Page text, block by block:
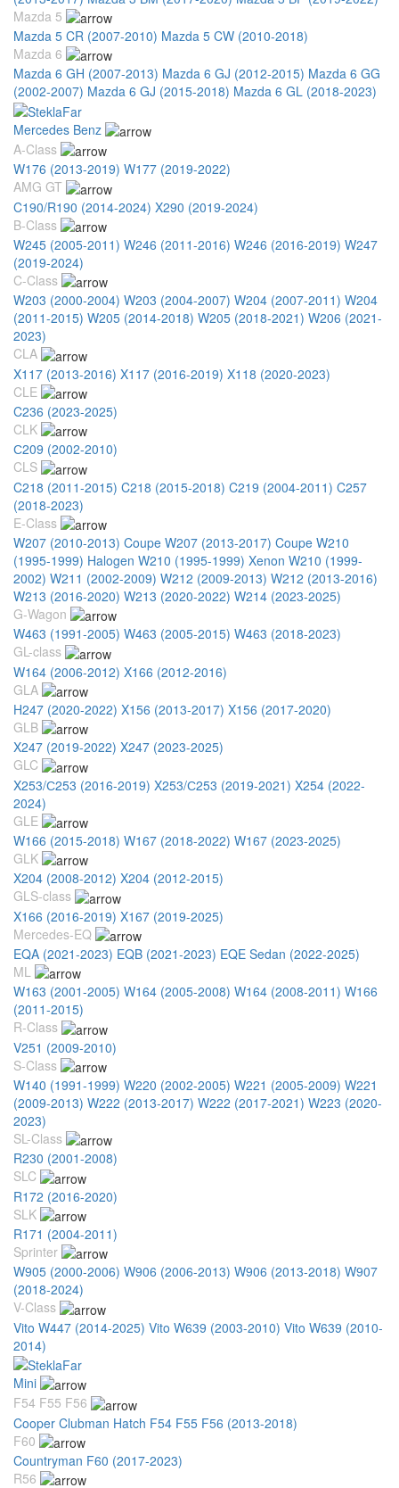
Mazda 5
Mazda 5 CR (2007-2010) Mazda 5 CW (2010-2018)
Mazda 6
Mazda 6 GH (2007-2013) Mazda 6 GJ (2012-2015) Mazda 6 GG
(2002-2007) Mazda 6 GJ (2015-2018) Mazda 6 GL (2018-2023)
Mercedes Benz
A-Class
W176 (2013-2019) W177 (2019-2022)
AMG GT
C190/R190 (2014-2024) X290 (2019-2024)
B-Class
W245 (2005-2011) W246 (2011-2016) W246 (2016-2019) W247
(2019-2024)
C-Class
W203 (2000-2004) W203 (2004-2007) W204 (2007-2011) W204
(2011-2015) W205 (2014-2018) W205 (2018-2021) W206 (2021-
2023)
CLA
X117 (2013-2016) X117 (2016-2019) X118 (2020-2023)
CLE
C236 (2023-2025)
CLK
С209 (2002-2010)
CLS
C218 (2011-2015) C218 (2015-2018) C219 (2004-2011) C257
(2018-2023)
E-Class
W207 (2010-2013) Coupe W207 (2013-2017) Coupe W210
(1995-1999) Halogen W210 (1995-1999) Xenon W210 (1999-
2002) W211 (2002-2009) W212 (2009-2013) W212 (2013-2016)
W213 (2016-2020) W213 (2020-2022) W214 (2023-2025)
G-Wagon
W463 (1991-2005) W463 (2005-2015) W463 (2018-2023)
GL-class
W164 (2006-2012) X166 (2012-2016)
GLA
H247 (2020-2022) X156 (2013-2017) X156 (2017-2020)
GLB
X247 (2019-2022) X247 (2023-2025)
GLC
X253/С253 (2016-2019) X253/С253 (2019-2021) X254 (2022-
2024)
GLE
W166 (2015-2018) W167 (2018-2022) W167 (2023-2025)
GLK
X204 (2008-2012) X204 (2012-2015)
GLS-class
X166 (2016-2019) X167 (2019-2025)
Mercedes-EQ
EQA (2021-2023) EQB (2021-2023) EQE Sedan (2022-2025)
ML
W163 (2001-2005) W164 (2005-2008) W164 (2008-2011) W166
(2011-2015)
R-Class
V251 (2009-2010)
S-Class
W140 (1991-1999) W220 (2002-2005) W221 (2005-2009) W221
(2009-2013) W222 (2013-2017) W222 (2017-2021) W223 (2020-
2023)
SL-Class
R230 (2001-2008)
SLC
R172 (2016-2020)
SLK
R171 (2004-2011)
Sprinter
W905 (2000-2006) W906 (2006-2013) W906 (2013-2018) W907
(2018-2024)
V-Class
Vito W447 (2014-2025) Vito W639 (2003-2010) Vito W639 (2010-
2014)
Mini
F54 F55 F56
Cooper Clubman Hatch F54 F55 F56 (2013-2018)
F60
Countryman F60 (2017-2023)
R56